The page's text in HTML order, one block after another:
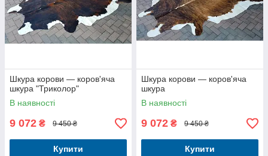
Шкура корови — коров'яча
шкура "Триколор"
В наявності
9 072 ₴ 9 450 ₴
Купити
Шкура корови — коров'яча
шкура
В наявності
9 072 ₴ 9 450 ₴
Купити